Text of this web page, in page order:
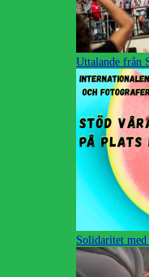
Uttalande från
Solidaritet